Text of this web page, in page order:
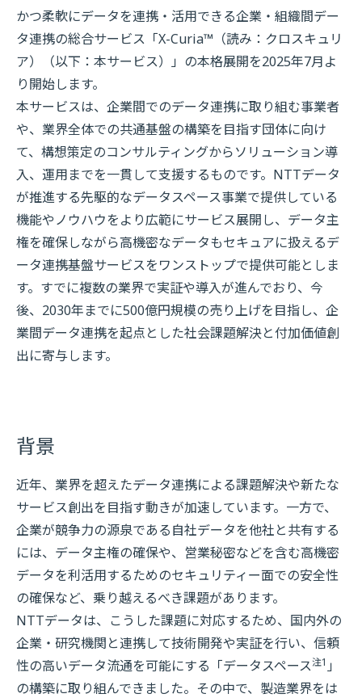
かつ柔軟にデータを連携・活用できる企業・組織間デー
タ連携の総合サービス「X-Curia™（読み：クロスキュリ
ア）（以下：本サービス）」の本格展開を2025年7月よ
り開始します。
本サービスは、企業間でのデータ連携に取り組む事業者
や、業界全体での共通基盤の構築を目指す団体に向け
て、構想策定のコンサルティングからソリューション導
入、運用までを一貫して支援するものです。NTTデータ
が推進する先駆的なデータスペース事業で提供している
機能やノウハウをより広範にサービス展開し、データ主
権を確保しながら高機密なデータもセキュアに扱えるデ
ータ連携基盤サービスをワンストップで提供可能としま
す。すでに複数の業界で実証や導入が進んでおり、今
後、2030年までに500億円規模の売り上げを目指し、企
業間データ連携を起点とした社会課題解決と付加価値創
出に寄与します。
背景
近年、業界を超えたデータ連携による課題解決や新たな
サービス創出を目指す動きが加速しています。一方で、
企業が競争力の源泉である自社データを他社と共有する
には、データ主権の確保や、営業秘密などを含む高機密
データを利活用するためのセキュリティー面での安全性
の確保など、乗り越えるべき課題があります。
NTTデータは、こうした課題に対応するため、国内外の
企業・研究機関と連携して技術開発や実証を行い、信頼
性の高いデータ流通を可能にする「データスペース注1 」
の構築に取り組んできました。その中で、製造業界をは